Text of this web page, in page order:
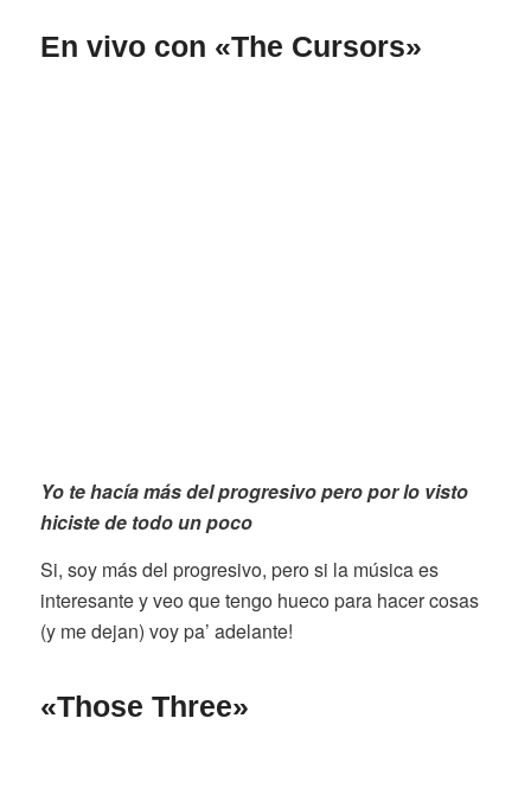
En vivo con «The Cursors»
Yo te hacía más del progresivo pero por lo visto
hiciste de todo un poco
Si, soy más del progresivo, pero si la música es
interesante y veo que tengo hueco para hacer cosas
(y me dejan) voy pa’ adelante!
«Those Three»